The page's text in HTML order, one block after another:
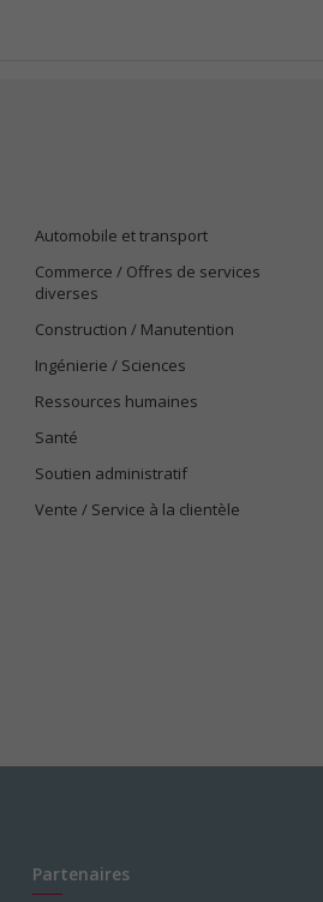
Automobile et transport
Commerce / Offres de services
diverses
Construction / Manutention
Ingénierie / Sciences
Ressources humaines
Santé
Soutien administratif
Vente / Service à la clientèle
Partenaires